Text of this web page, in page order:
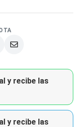
y recibe las
y recibe las